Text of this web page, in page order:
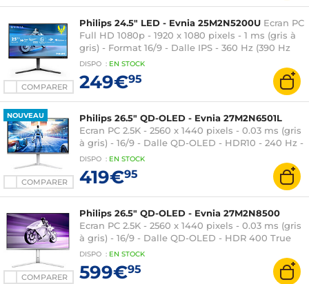
COMPARER
Philips 24.5" LED - Evnia 25M2N5200U Ecran PC
Full HD 1080p - 1920 x 1080 pixels - 1 ms (gris à
gris) - Format 16/9 - Dalle IPS - 360 Hz (390 Hz
OC) - HDR400 - Adaptive-Sync -
HDMI/DisplayPort - Pivot - Noir
DISPO : EN STOCK
249€95
NOUVEAU
COMPARER
Philips 26.5" QD-OLED - Evnia 27M2N6501L
Ecran PC 2.5K - 2560 x 1440 pixels - 0.03 ms (gris
à gris) - 16/9 - Dalle QD-OLED - HDR10 - 240 Hz -
FreeSync Premium / G-SYNC Compatible -
HDMI/DisplayPort - Ambiglow 3 côtés - Hauteur
réglable - Argent
DISPO : EN STOCK
419€95
COMPARER
Philips 26.5" QD-OLED - Evnia 27M2N8500
Ecran PC 2.5K - 2560 x 1440 pixels - 0.03 ms (gris
à gris) - 16/9 - Dalle QD-OLED - HDR 400 True
Black - 360 Hz - FreeSync Premium Pro / G-SYNC
Compatible - HDMI/DisplayPort - Hauteur
réglable - Argent
DISPO : EN STOCK
599€95